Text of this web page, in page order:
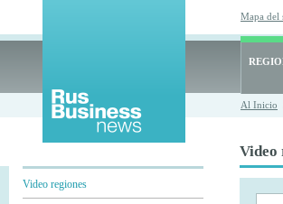
Mapa del
Al Inicio
Video regiones
Video